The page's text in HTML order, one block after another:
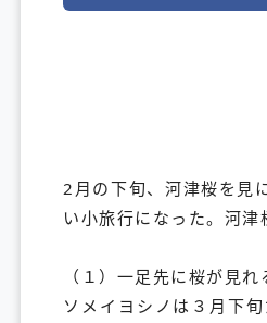
2月の下旬、河津桜を見
い小旅行になった。河津
（１）一足先に桜が見れ
ソメイヨシノは３月下